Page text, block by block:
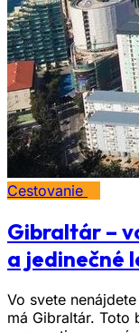
Cestovanie
Gibraltár –
a jedinečné
Vo svete
má Gibraltár. Toto